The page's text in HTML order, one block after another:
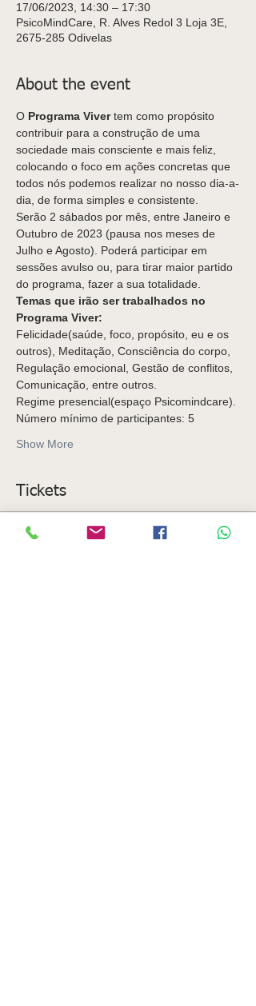
17/06/2023, 14:30 – 17:30
PsicoMindCare, R. Alves Redol 3 Loja 3E,
2675-285 Odivelas
About the event
O Programa Viver tem como propósito
contribuir para a construção de uma
sociedade mais consciente e mais feliz,
colocando o foco em ações concretas que
todos nós podemos realizar no nosso dia-a-
dia, de forma simples e consistente.
Serão 2 sábados por mês, entre Janeiro e
Outubro de 2023 (pausa nos meses de
Julho e Agosto). Poderá participar em
sessões avulso ou, para tirar maior partido
do programa, fazer a sua totalidade.
Temas que irão ser trabalhados no
Programa Viver:
Felicidade(saúde, foco, propósito, eu e os
outros), Meditação, Consciência do corpo,
Regulação emocional, Gestão de conflitos,
Comunicação, entre outros.
Regime presencial(espaço Psicomindcare).
Número mínimo de participantes: 5
Show More
Tickets
Sale ended